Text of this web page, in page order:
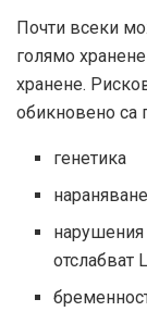
Почти всеки
голямо
хранене.
обикновено са
генетика
нарушения
отслабват